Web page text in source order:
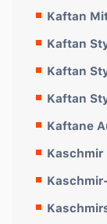
Kaftan
Kaftan
Kaftan
Kaftan
Kaftane
Kaschmir